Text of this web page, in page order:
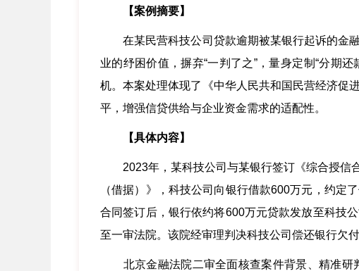
【案例摘要】
在某民营科技公司贷款逾期被某银行起诉的金融
业的纾困价值，摒弃“一判了之”，量身定制“分期
机。本案处理体现了《中华人民共和国民营经济促
平，增强信贷供给与企业资金需求的适配性。
【具体内容】
2023年，某科技公司与某银行签订《综合授信
（借据）》，科技公司向银行借款600万元，约定
合同签订后，银行依约将600万元贷款发放至科技
至一审法院。该院经审理判决科技公司偿还银行欠
北京金融法院二审全面核查案件背景、精准研